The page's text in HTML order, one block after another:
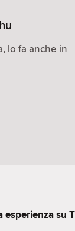
lo fa anche in
su